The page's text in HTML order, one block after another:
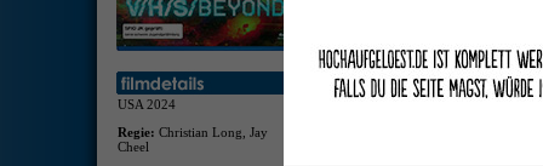
USA 2024
Regie: Christian Long, Jay
Cheel